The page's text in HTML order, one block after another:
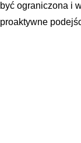
być ograniczona i
proaktywne